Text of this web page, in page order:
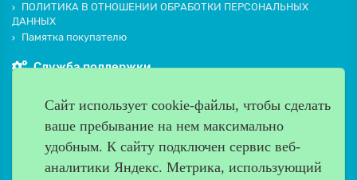
ПОЛИТИКА В ОТНОШЕНИИ ОБРАБОТКИ ПЕРСОНАЛЬНЫХ
ДАННЫХ
Памятка покупателю
Служба поддержки
Производители
Дополнительно
Наш адрес
Сайт использует cookie-файлы, чтобы сделать
ваше пребывание на нем максимально
удобным. К cайту подключен сервис веб-
аналитики Яндекс. Метрика, использующий